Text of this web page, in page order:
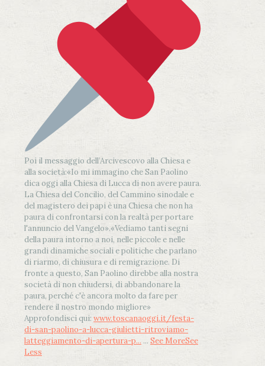
Poi il messaggio dell’Arcivescovo alla Chiesa e
alla società:«Io mi immagino che San Paolino
dica oggi alla Chiesa di Lucca di non avere paura.
La Chiesa del Concilio, del Cammino sinodale e
del magistero dei papi è una Chiesa che non ha
paura di confrontarsi con la realtà per portare
l'annuncio del Vangelo».«Vediamo tanti segni
della paura intorno a noi, nelle piccole e nelle
grandi dinamiche sociali e politiche che parlano
di riarmo, di chiusura e di remigrazione. Di
fronte a questo, San Paolino direbbe alla nostra
società di non chiudersi, di abbandonare la
paura, perché c'è ancora molto da fare per
rendere il nostro mondo migliore»
Approfondisci qui: www.toscanaoggi.it/festa-
di-san-paolino-a-lucca-giulietti-ritroviamo-
latteggiamento-di-apertura-p... ... See MoreSee
Less